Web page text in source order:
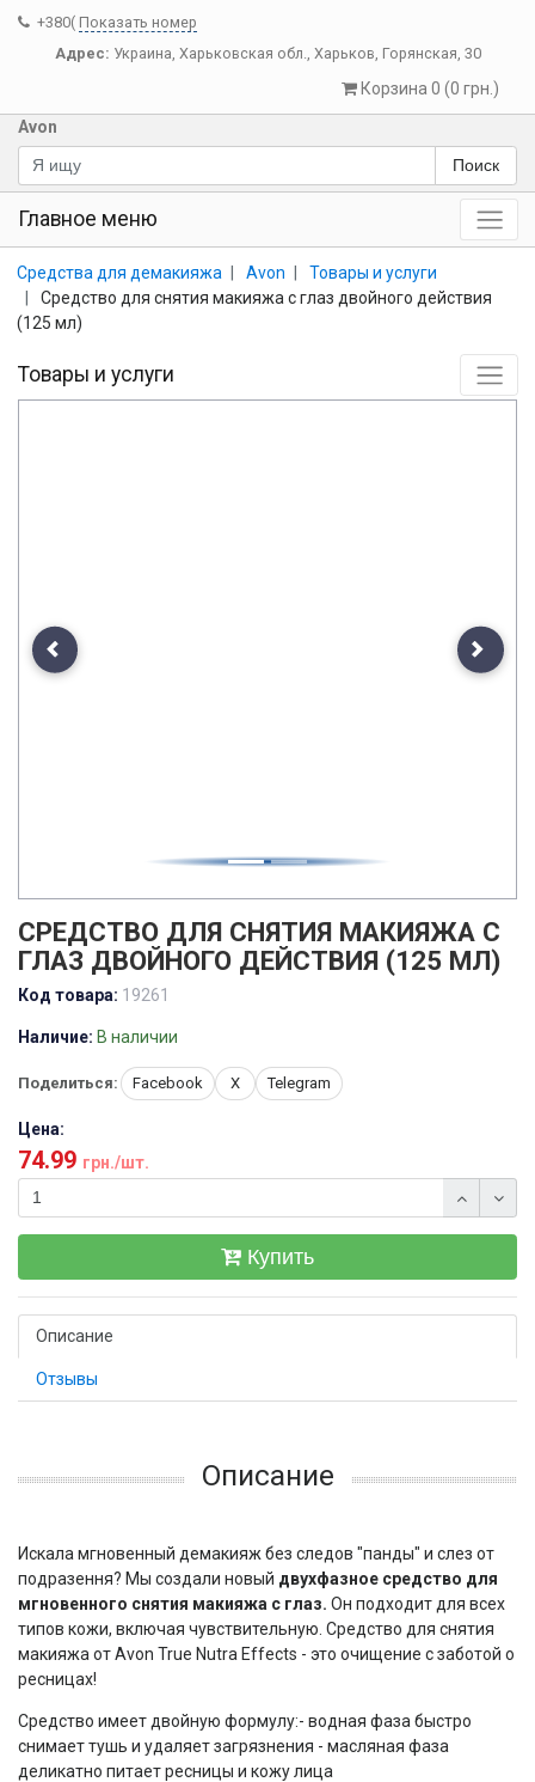
+380( Показать номер
Адрес: Украина, Харьковская обл., Харьков, Горянская, 30
Корзина 0 (0 грн.)
Avon
Поиск
Главное меню
Средства для демакияжа Avon
Товары и услуги
Средство для снятия макияжа с глаз двойного действия
(125 мл)
Товары и услуги
Previous Next
СРЕДСТВО ДЛЯ СНЯТИЯ МАКИЯЖА С
ГЛАЗ ДВОЙНОГО ДЕЙСТВИЯ (125 МЛ)
Код товара: 19261
Наличие: В наличии
Поделиться: Facebook X Telegram
Цена:
74.99 грн./шт.
Купить
Описание
Отзывы
Описание
Искала мгновенный демакияж без следов "панды" и слез от
подразення? Мы создали новый двухфазное средство для
мгновенного снятия макияжа с глаз. Он подходит для всех
типов кожи, включая чувствительную. Средство для снятия
макияжа от Avon True Nutra Effects - это очищение с заботой о
ресницах!
Средство имеет двойную формулу:- водная фаза быстро
снимает тушь и удаляет загрязнения - масляная фаза
деликатно питает ресницы и кожу лица